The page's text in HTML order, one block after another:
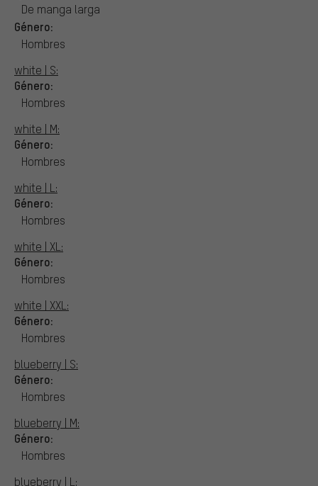
De manga larga
Género:
Hombres
white | S:
Género:
Hombres
white | M:
Género:
Hombres
white | L:
Género:
Hombres
white | XL:
Género:
Hombres
white | XXL:
Género:
Hombres
blueberry | S:
Género:
Hombres
blueberry | M:
Género:
Hombres
blueberry | L: